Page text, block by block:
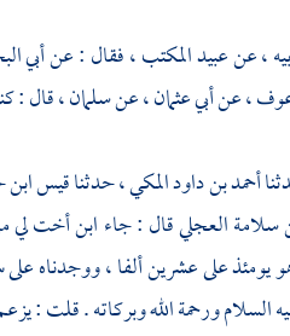
، عنعبيد المكتب، فقال : عنأبي
، عنأبي عثمان، عنسلمان، قال :
أحمد بن داود المكي، حدثناقيس
سلامة العجليقال : جاء ابن أخت لي
يومئذ على عشرين ألفا ، ووجدناه
ورحمة الله وبركاته . قلت :